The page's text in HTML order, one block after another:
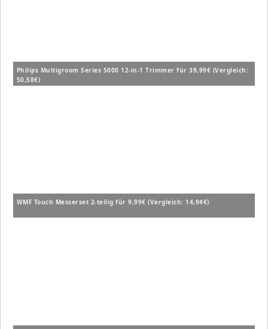
Philips Multigroom Series 5000 12-in-1 Trimmer für 39,99€ (Vergleich:
50,58€)
WMF Touch Messerset 2-teilig für 9,99€ (Vergleich: 14,94€)